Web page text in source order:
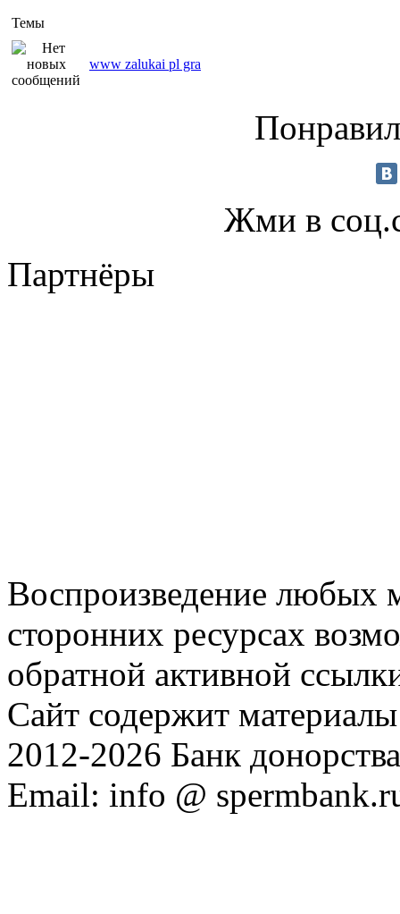
Темы
www zalukai pl gra
Жми в
Партнёры
Воспроизведение любых
сторонних ресурсах
обратной активной
Сайт содержит
2012-2026 Банк
Email: info @